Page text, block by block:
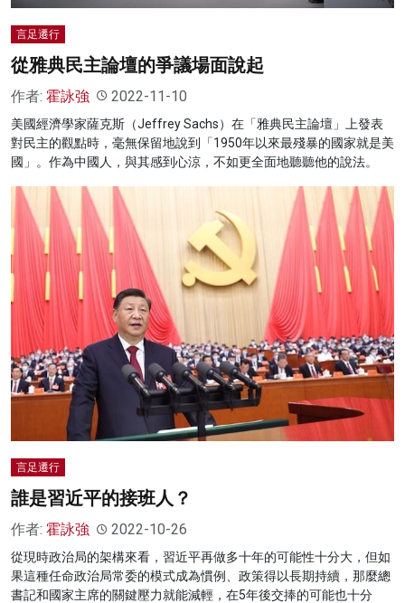
言足遷行
從雅典民主論壇的爭議場面說起
作者: 霍詠強 2022-11-10
美國經濟學家薩克斯（Jeffrey Sachs）在「雅典民主論壇」上發表
對民主的觀點時，毫無保留地說到「1950年以來最殘暴的國家就是美
國」。作為中國人，與其感到心涼，不如更全面地聽聽他的說法。
言足遷行
誰是習近平的接班人？
作者: 霍詠強 2022-10-26
從現時政治局的架構來看，習近平再做多十年的可能性十分大，但如
果這種任命政治局常委的模式成為慣例、政策得以長期持續，那麼總
書記和國家主席的關鍵壓力就能減輕，在5年後交捧的可能也十分